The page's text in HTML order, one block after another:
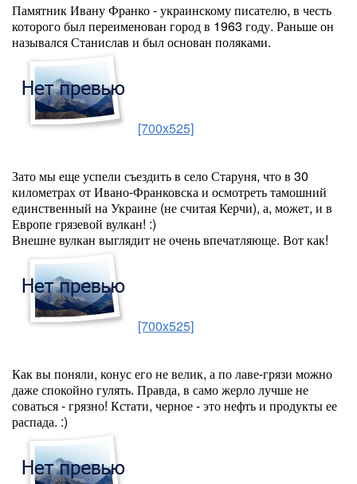
Памятник Ивану Франко - украинскому писателю, в честь
которого был переименован город в 1963 году. Раньше он
назывался Станислав и был основан поляками.
[700x525]
Зато мы еще успели съездить в село Старуня, что в 30
километрах от Ивано-Франковска и осмотреть тамошний
единственный на Украине (не считая Керчи), а, может, и в
Европе грязевой вулкан! :)
Внешне вулкан выглядит не очень впечатляюще. Вот как!
[700x525]
Как вы поняли, конус его не велик, а по лаве-грязи можно
даже спокойно гулять. Правда, в само жерло лучше не
соваться - грязно! Кстати, черное - это нефть и продукты ее
распада. :)